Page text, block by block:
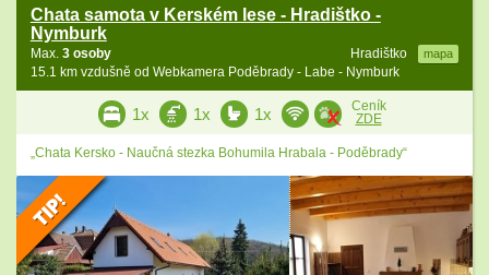
Chata samota v Kerském lese - Hradištko -
Nymburk
Hradištko mapa
Max. 3 osoby
15.1 km vzdušně od Webkamera Poděbrady - Labe - Nymburk
1x 1x 1x
Ceník
ZDE
„Chata Kersko - Naučná stezka Bohumila Hrabala - Poděbrady“